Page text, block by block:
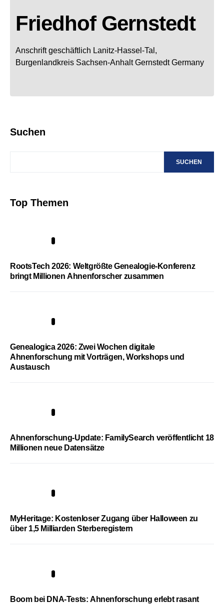
Friedhof Gernstedt
Anschrift geschäftlich Lanitz-Hassel-Tal,
Burgenlandkreis Sachsen-Anhalt Gernstedt Germany
Suchen
SUCHEN
Top Themen
RootsTech 2026: Weltgrößte Genealogie-Konferenz
bringt Millionen Ahnenforscher zusammen
Genealogica 2026: Zwei Wochen digitale
Ahnenforschung mit Vorträgen, Workshops und
Austausch
Ahnenforschung-Update: FamilySearch veröffentlicht 18
Millionen neue Datensätze
MyHeritage: Kostenloser Zugang über Halloween zu
über 1,5 Milliarden Sterberegistern
Boom bei DNA-Tests: Ahnenforschung erlebt rasant